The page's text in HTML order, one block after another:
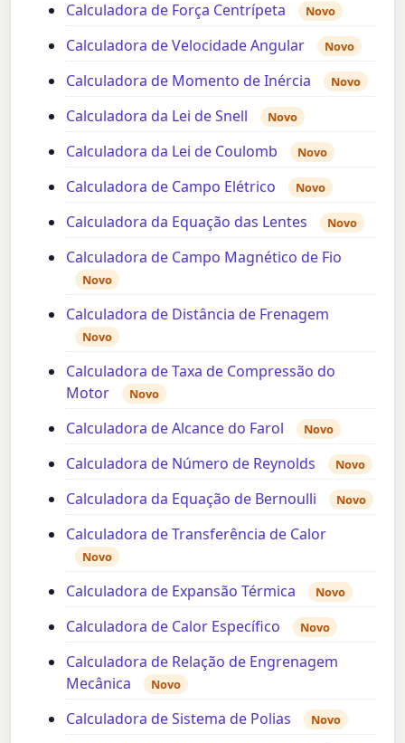
Calculadora de Força Centrípeta Novo
Calculadora de Velocidade Angular Novo
Calculadora de Momento de Inércia Novo
Calculadora da Lei de Snell Novo
Calculadora da Lei de Coulomb Novo
Calculadora de Campo Elétrico Novo
Calculadora da Equação das Lentes Novo
Calculadora de Campo Magnético de Fio
Novo
Calculadora de Distância de Frenagem
Novo
Calculadora de Taxa de Compressão do
Motor
Novo
Calculadora de Alcance do Farol Novo
Calculadora de Número de Reynolds Novo
Calculadora da Equação de Bernoulli Novo
Calculadora de Transferência de Calor
Novo
Calculadora de Expansão Térmica Novo
Calculadora de Calor Específico Novo
Calculadora de Relação de Engrenagem
Mecânica
Novo
Calculadora de Sistema de Polias Novo